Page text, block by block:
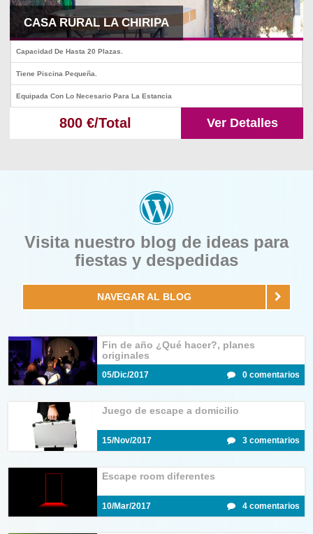
CASA RURAL LA CHIRIPA
Capacidad De Hasta 20 Plazas.
Tiene Piscina Pequeña.
Equipada Con Lo Necesario Para La Estancia
800 €/Total Ver Detalles
Visita nuestro blog de ideas para
fiestas y despedidas
NAVEGAR AL BLOG
Fin de año ¿Qué hacer?, planes
originales
05/Dic/2017 0 comentarios
Juego de escape a domicilio
15/Nov/2017 3 comentarios
Escape room diferentes
10/Mar/2017 4 comentarios